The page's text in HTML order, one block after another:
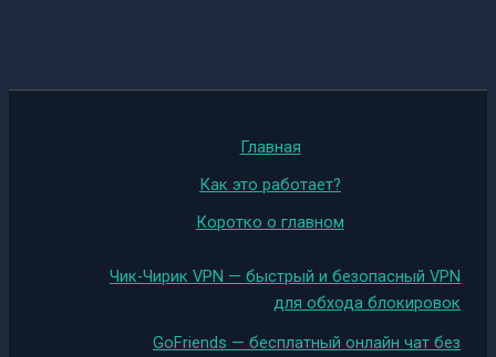
Главная
Как это работает?
Коротко о главном
Чик-Чирик VPN — быстрый и безопасный VPN
для обхода блокировок
GoFriends — бесплатный онлайн чат без